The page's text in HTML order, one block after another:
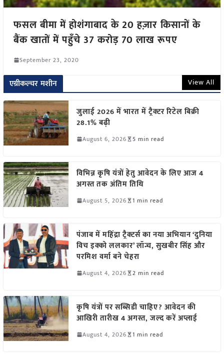
फसल बीमा में होशंगाबाद के 20 हज़ार किसानों के
बैंक खातों में पहुँचे 37 करोड़ 70 लाख रूपए
September 23, 2020
एग्रीकल्चर मशीन View All
जुलाई 2026 में भारत में ट्रैक्टर रिटेल बिक्री
28.1% बढ़ी
August 6, 2026 5 min read
विभिन्न कृषि यंत्रों हेतु आवेदन के लिए आज 4
अगस्त तक अंतिम तिथि
August 5, 2026 1 min read
पंजाब में महिंद्रा ट्रैक्टर्स का नया अभियान ‘दुनिया
विच इक्को ललकार’ लॉन्च, सुखबीर सिंह और
परमिश वर्मा बने चेहरा
August 4, 2026 2 min read
कृषि यंत्रों पर सब्सिडी चाहिए? आवेदन की
आखिरी तारीख 4 अगस्त, जल्द करें अप्लाई
August 4, 2026 1 min read